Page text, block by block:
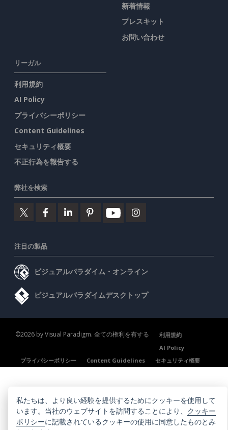
新着情報
プレスキット
お問い合わせ
リーガル
利用規約
AI Policy
プライバシーポリシー
Content Guidelines
セキュリティ概要
不正行為を報告する
弊社を検索
注目の製品
ビジュアルパラダイム・オンライン
ビジュアルパラダイムデスクトップ
©2026 by Visual Paradigm. 全ての権利を有する
利用規約
AI Policy
プライバシーポリシー
Content Guidelines セキュリティ概要
私たちは、より良い経験を提供するためにクッキーを使用して
います。当社のウェブサイトを訪問することにより、 クッキー
ポリシーに記載されているクッキーの使用に同意したものとみ